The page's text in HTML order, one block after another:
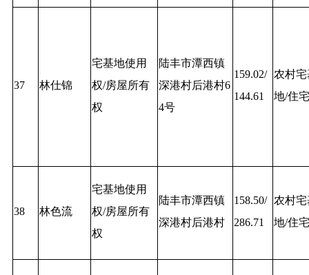
37 林仕锦
宅基地使用
权/房屋所有
权
陆丰市潭西镇
深港村后港村6
4号
159.02/
144.61
农村宅
地/住宅
38 林色流
宅基地使用
权/房屋所有
权
陆丰市潭西镇
深港村后港村
158.50/
286.71
农村宅
地/住宅